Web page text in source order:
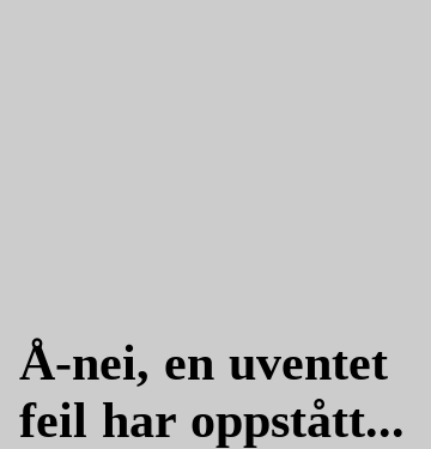
Å-nei, en uventet
feil har oppstått...